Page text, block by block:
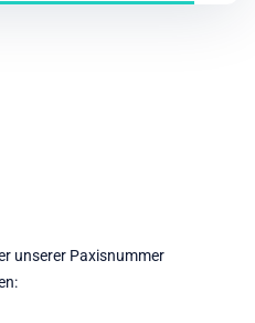
unserer Paxisnummer